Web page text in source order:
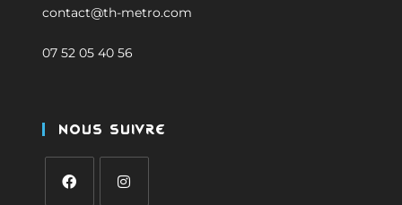
contact@th-metro.com
07 52 05 40 56
Nous Suivre